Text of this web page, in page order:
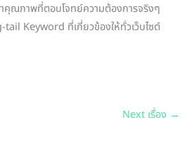
คุณภาพที่ตอบโจทย์ความต้องการจริงๆ
tail Keyword ที่เกี่ยวข้องให้ทั่วเว็บไซต์
Next เรื่อง →